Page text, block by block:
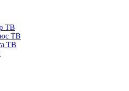
ТВ
ТВ
ТВ